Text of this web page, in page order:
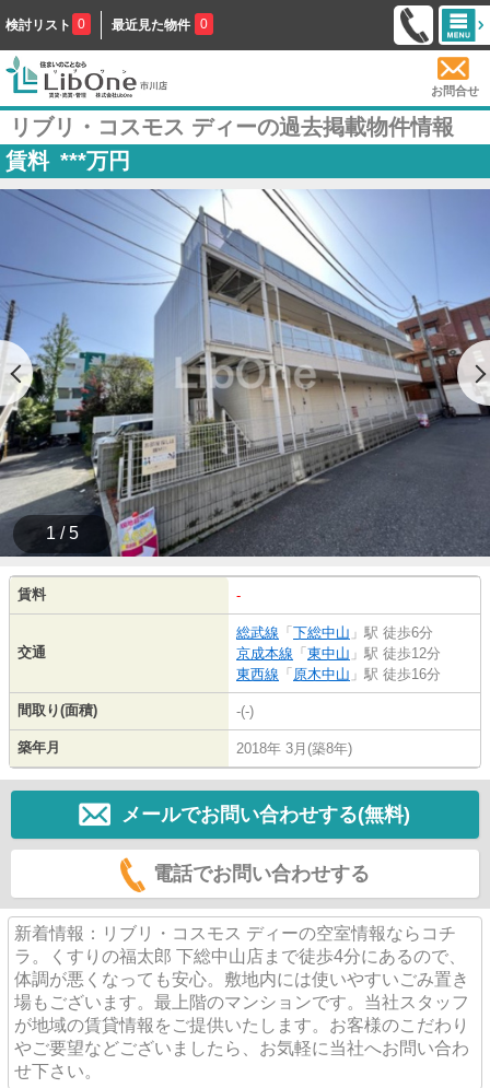
検討リスト 0 最近見た物件 0
お問合せ
リブリ・コスモス ディーの過去掲載物件情報
賃料 ***万円
1 / 5
賃料 -
交通
総武線 「 下総中山 」駅 徒歩6分
京成本線 「 東中山 」駅 徒歩12分
東西線 「 原木中山 」駅 徒歩16分
間取り(面積) -(-)
築年月 2018年 3月(築8年)
メールでお問い合わせする(無料)
電話でお問い合わせする
新着情報：リブリ・コスモス ディーの空室情報ならコチ
ラ。くすりの福太郎 下総中山店まで徒歩4分にあるので、
体調が悪くなっても安心。敷地内には使いやすいごみ置き
場もございます。最上階のマンションです。当社スタッフ
が地域の賃貸情報をご提供いたします。お客様のこだわり
やご要望などございましたら、お気軽に当社へお問い合わ
せ下さい。